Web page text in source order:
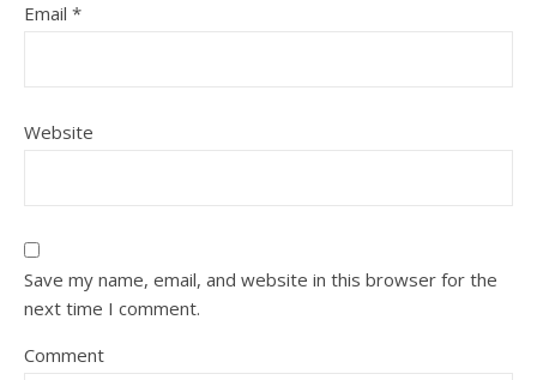
Email *
Website
Save my name, email, and website in this browser for the
next time I comment.
Comment